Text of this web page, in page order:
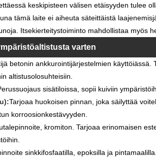
keskipisteen välisen etäisyyden tulee
tämä laite ei aiheuta säteittäistä
Itsekierteitystoiminto mahdollistaa myös
varten
betonin ankkurointijärjestelmien
altistusolosuhteisiin.
sisätiloissa, sopii kuiviin
Tarjoaa huokoisen pinnan, joka säilyttää
korroosionkestävyyden.
kromiton. Tarjoaa erinomaisen
sinkkifosfaatilla, epoksilla ja